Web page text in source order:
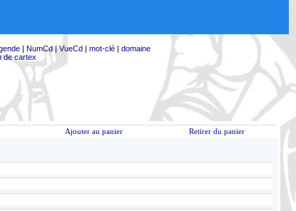
| NumCd|VueCd| mot-clé| domaine
de cartex
Ajouter au panier Retirer du panier